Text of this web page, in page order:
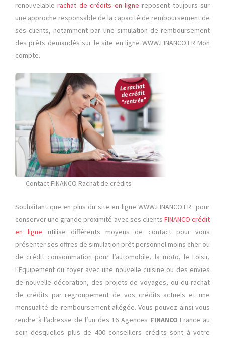
renouvelablerachat de crédits en ligne reposent toujours sur
une approche responsable de la capacité de remboursement de
ses clients, notamment par une simulation de remboursement
des prêts demandés sur le site en ligne WWW.FINANCO.FR Mon
compte.
Contact FINANCO Rachat de crédits
Souhaitant que en plus du site en ligne WWW.FINANCO.FR pour
conserver une grande proximité avec ses clients FINANCO crédit
en ligne utilise différents moyens de contact pour vous
présenter ses offres de simulation prêt personnel moins cher ou
de crédit consommation pour l’automobile, la moto, le Loisir,
l’Equipement du foyer avec une nouvelle cuisine ou des envies
de nouvelle décoration, des projets de voyages, ou du rachat
de crédits par regroupement de vos crédits actuels et une
mensualité de remboursement allégée. Vous pouvez ainsi vous
rendre à l’adresse de l’un des 16 Agences FINANCO France au
sein desquelles plus de 400 conseillers crédits sont à votre